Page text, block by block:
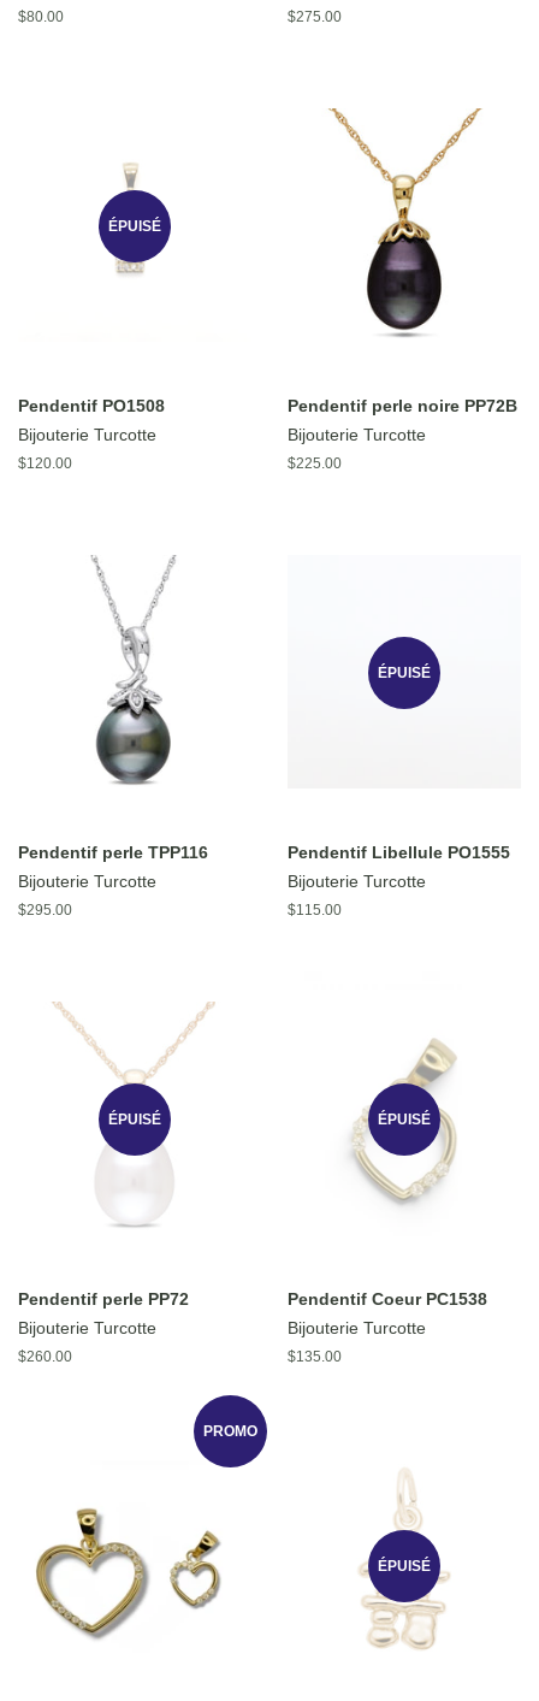
Prix
$80.00
Prix
$275.00
ÉPUISÉ
Pendentif PO1508
Bijouterie Turcotte
Prix
$120.00
Pendentif perle noire PP72B
Bijouterie Turcotte
Prix
$225.00
Pendentif perle TPP116
Bijouterie Turcotte
Prix
$295.00
ÉPUISÉ
Pendentif Libellule PO1555
Bijouterie Turcotte
Prix
$115.00
ÉPUISÉ
Pendentif perle PP72
Bijouterie Turcotte
Prix
$260.00
ÉPUISÉ
Pendentif Coeur PC1538
Bijouterie Turcotte
Prix
$135.00
PROMO
ÉPUISÉ